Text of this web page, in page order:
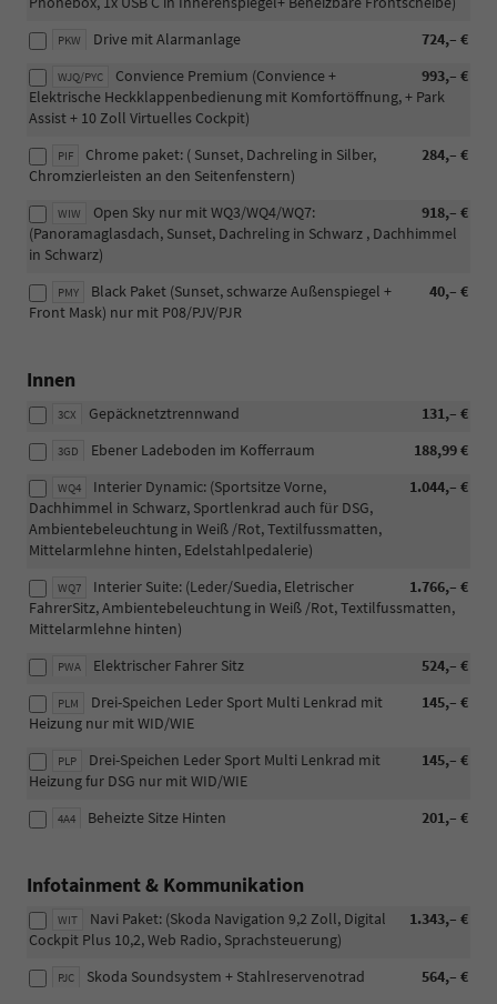
PKW 724,– €
Drive mit Alarmanlage
WJQ/PYC 993,– €
Convience Premium (Convience +
Elektrische Heckklappenbedienung mit Komfortöffnung, + Park
Assist + 10 Zoll Virtuelles Cockpit)
PIF 284,– €
Chrome paket: ( Sunset, Dachreling in Silber,
Chromzierleisten an den Seitenfenstern)
WIW 918,– €
Open Sky nur mit WQ3/WQ4/WQ7:
(Panoramaglasdach, Sunset, Dachreling in Schwarz , Dachhimmel
in Schwarz)
PMY 40,– €
Black Paket (Sunset, schwarze Außenspiegel +
Front Mask) nur mit P08/PJV/PJR
Innen
3CX 131,– €
Gepäcknetztrennwand
3GD 188,99 €
Ebener Ladeboden im Kofferraum
WQ4 1.044,– €
Interier Dynamic: (Sportsitze Vorne,
Dachhimmel in Schwarz, Sportlenkrad auch für DSG,
Ambientebeleuchtung in Weiß /Rot, Textilfussmatten,
Mittelarmlehne hinten, Edelstahlpedalerie)
WQ7 1.766,– €
Interier Suite: (Leder/Suedia, Eletrischer
FahrerSitz, Ambientebeleuchtung in Weiß /Rot, Textilfussmatten,
Mittelarmlehne hinten)
PWA 524,– €
Elektrischer Fahrer Sitz
PLM 145,– €
Drei-Speichen Leder Sport Multi Lenkrad mit
Heizung nur mit WID/WIE
PLP 145,– €
Drei-Speichen Leder Sport Multi Lenkrad mit
Heizung fur DSG nur mit WID/WIE
4A4 201,– €
Beheizte Sitze Hinten
Infotainment & Kommunikation
WIT 1.343,– €
Navi Paket: (Skoda Navigation 9,2 Zoll, Digital
Cockpit Plus 10,2, Web Radio, Sprachsteuerung)
PJC 564,– €
Skoda Soundsystem + Stahlreservenotrad